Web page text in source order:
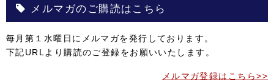
メルマガのご購読はこちら
毎月第１水曜日にメルマガを発行しております。
下記URLより購読のご登録をお願いいたします。
メルマガ登録はこちら>>